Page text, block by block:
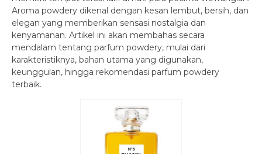
Aroma powdery dikenal dengan kesan lembut, bersih, dan
elegan yang memberikan sensasi nostalgia dan
kenyamanan. Artikel ini akan membahas secara
mendalam tentang parfum powdery, mulai dari
karakteristiknya, bahan utama yang digunakan,
keunggulan, hingga rekomendasi parfum powdery
terbaik.